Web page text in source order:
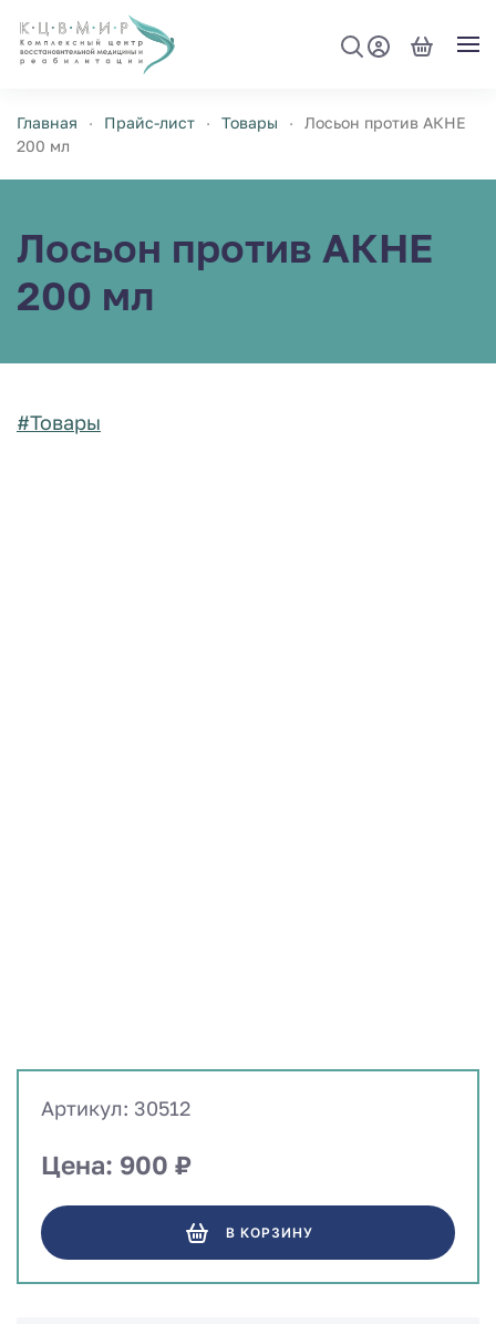
Перейти к содержимому
Главная Прайс-лист Товары
Лосьон против АКНЕ
200 мл
Лосьон против АКНЕ
200 мл
#Товары
Артикул: 30512
Цена: 900 ₽
В КОРЗИНУ